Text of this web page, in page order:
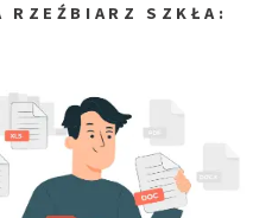
RZEŹBIARZ SZKŁA: